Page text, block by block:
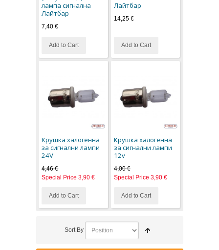
лампа сигнална
Лайтбар
7,40 €
Add to Cart
Лайтбар
14,25 €
Add to Cart
Крушка халогенна
за сигнални лампи
24V
4,46 €
Special Price 3,90 €
Add to Cart
Крушка халогенна
за сигнални лампи
12v
4,00 €
Special Price 3,90 €
Add to Cart
Sort By